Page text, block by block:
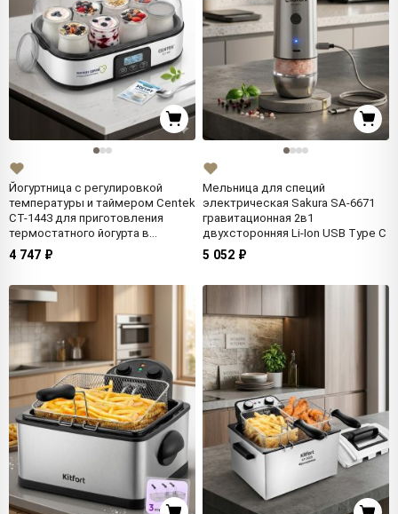
Йогуртница с регулировкой
температуры и таймером Centek
СТ-1443 для приготовления
термостатного йогурта в
баночках
4 747 ₽
Мельница для специй
электрическая Sakura SA-6671
гравитационная 2в1
двухсторонняя Li-Ion USB Type C
5 052 ₽